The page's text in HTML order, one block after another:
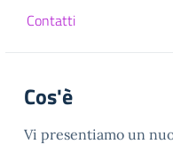
Contatti
Cos'è
Vi presentiamo un